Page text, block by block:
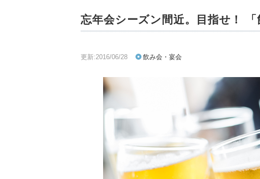
忘年会シーズン間近。目指せ！ 「
更新:2016/06/28 飲み会・宴会